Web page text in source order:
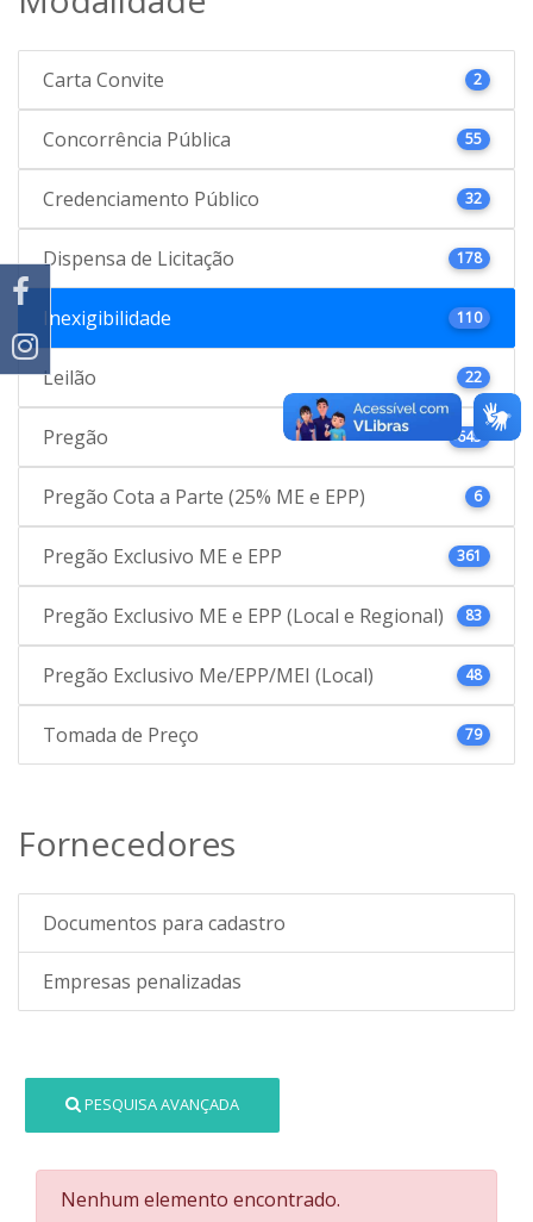
Carta Convite 2
Concorrência Pública 55
Credenciamento Público 32
Dispensa de Licitação 178
Inexigibilidade 110
Leilão 22
Pregão 645
Pregão Cota a Parte (25% ME e EPP) 6
Pregão Exclusivo ME e EPP 361
Pregão Exclusivo ME e EPP (Local e Regional) 83
Pregão Exclusivo Me/EPP/MEI (Local) 48
Tomada de Preço 79
Fornecedores
Documentos para cadastro
Empresas penalizadas
PESQUISA AVANÇADA
Nenhum elemento encontrado.